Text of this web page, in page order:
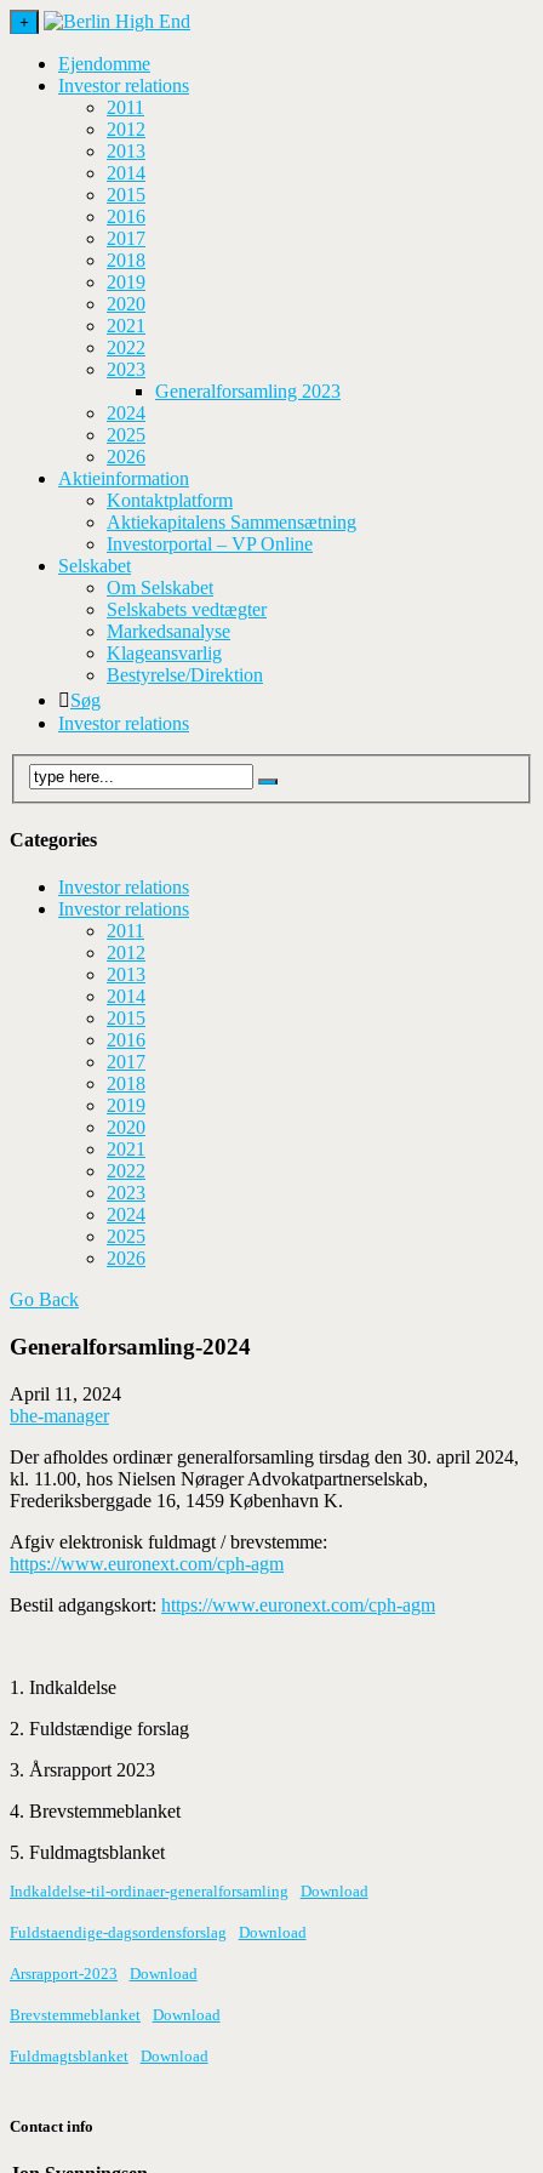
+
Ejendomme
Investor relations
2011
2012
2013
2014
2015
2016
2017
2018
2019
2020
2021
2022
2023
Generalforsamling 2023
2024
2025
2026
Aktieinformation
Kontaktplatform
Aktiekapitalens Sammensætning
Investorportal – VP Online
Selskabet
Om Selskabet
Selskabets vedtægter
Markedsanalyse
Klageansvarlig
Bestyrelse/Direktion
Søg
Investor relations
Categories
Investor relations
Investor relations
2011
2012
2013
2014
2015
2016
2017
2018
2019
2020
2021
2022
2023
2024
2025
2026
Go Back
Generalforsamling-2024
April 11, 2024
bhe-manager
Der afholdes ordinær generalforsamling tirsdag den 30. april 2024,
kl. 11.00, hos Nielsen Nørager Advokatpartnerselskab,
Frederiksberggade 16, 1459 København K.
Afgiv elektronisk fuldmagt / brevstemme:
https://www.euronext.com/cph-agm
Bestil adgangskort: https://www.euronext.com/cph-agm
1. Indkaldelse
2. Fuldstændige forslag
3. Årsrapport 2023
4. Brevstemmeblanket
5. Fuldmagtsblanket
Indkaldelse-til-ordinaer-generalforsamling Download
Fuldstaendige-dagsordensforslag Download
Arsrapport-2023 Download
Brevstemmeblanket Download
Fuldmagtsblanket Download
Contact info